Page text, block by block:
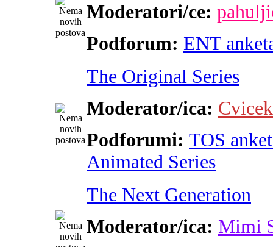
Moderatori/ce:
Podforum: ENT
The Original Series
Moderator/ica: Cvicek
Podforumi: TOS
Animated Series
The Next Generation
Moderator/ica: Mimi